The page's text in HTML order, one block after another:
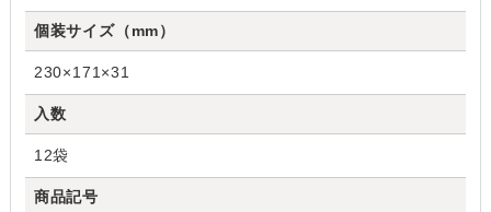
個装サイズ（mm）
230×171×31
入数
12袋
商品記号